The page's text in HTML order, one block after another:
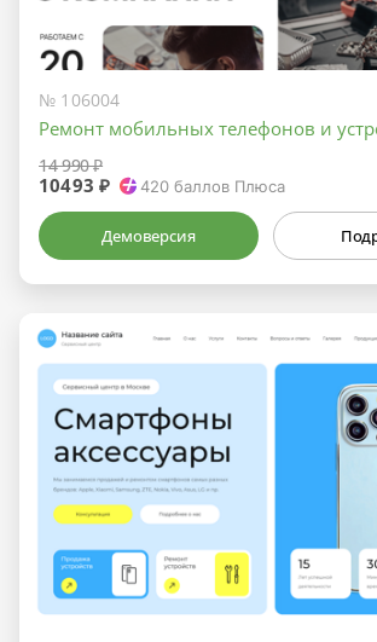
№ 106004
Ремонт мобильных телефонов и
14 990 ₽
10493 ₽ 420 баллов Плюса
Демоверсия